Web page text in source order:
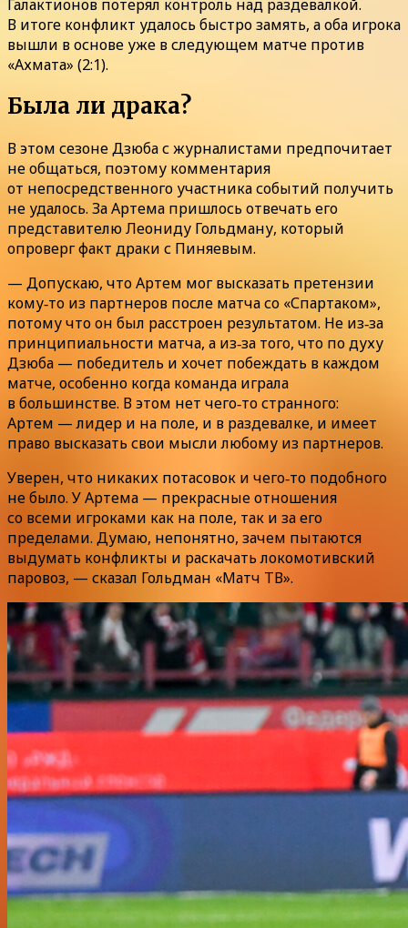
Галактионов потерял контроль над раздевалкой.
В итоге конфликт удалось быстро замять, а оба игрока
вышли в основе уже в следующем матче против
«Ахмата» (2:1).
Была ли драка?
В этом сезоне Дзюба с журналистами предпочитает
не общаться, поэтому комментария
от непосредственного участника событий получить
не удалось. За Артема пришлось отвечать его
представителю Леониду Гольдману, который
опроверг факт драки с Пиняевым.
— Допускаю, что Артем мог высказать претензии
кому‑то из партнеров после матча со «Спартаком»,
потому что он был расстроен результатом. Не из‑за
принципиальности матча, а из‑за того, что по духу
Дзюба — победитель и хочет побеждать в каждом
матче, особенно когда команда играла
в большинстве. В этом нет чего‑то странного:
Артем — лидер и на поле, и в раздевалке, и имеет
право высказать свои мысли любому из партнеров.
Уверен, что никаких потасовок и чего‑то подобного
не было. У Артема — прекрасные отношения
со всеми игроками как на поле, так и за его
пределами. Думаю, непонятно, зачем пытаются
выдумать конфликты и раскачать локомотивский
паровоз, — сказал Гольдман «Матч ТВ».